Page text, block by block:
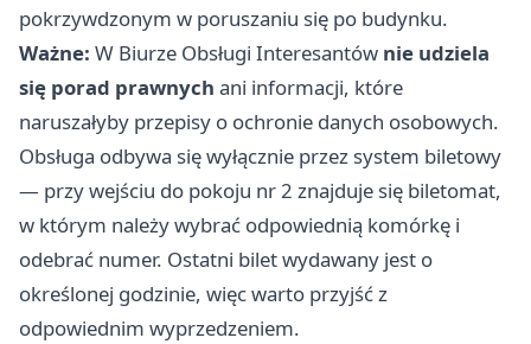
pokrzywdzonym w poruszaniu się po budynku.
Ważne: W Biurze Obsługi Interesantów nie udziela
się porad prawnych ani informacji, które
naruszałyby przepisy o ochronie danych osobowych.
Obsługa odbywa się wyłącznie przez system biletowy
— przy wejściu do pokoju nr 2 znajduje się biletomat,
w którym należy wybrać odpowiednią komórkę i
odebrać numer. Ostatni bilet wydawany jest o
określonej godzinie, więc warto przyjść z
odpowiednim wyprzedzeniem.